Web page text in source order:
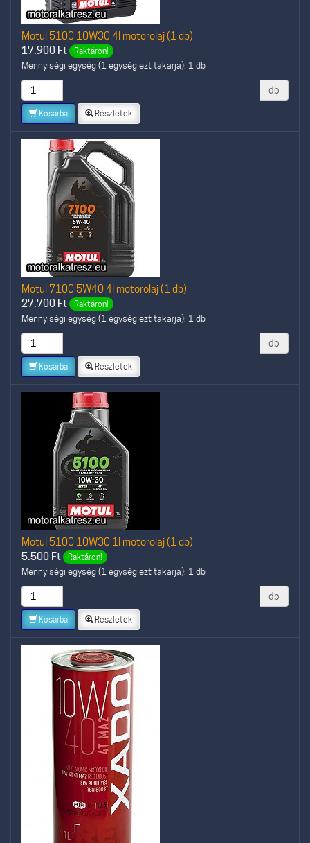
Motul 5100 10W30 4l motorolaj (1 db)
17.900 Ft Raktáron!
Mennyiségi egység (1 egység ezt takarja): 1 db
db
Kosárba Részletek
Motul 7100 5W40 4l motorolaj (1 db)
27.700 Ft Raktáron!
Mennyiségi egység (1 egység ezt takarja): 1 db
db
Kosárba Részletek
Motul 5100 10W30 1l motorolaj (1 db)
5.500 Ft Raktáron!
Mennyiségi egység (1 egység ezt takarja): 1 db
db
Kosárba Részletek